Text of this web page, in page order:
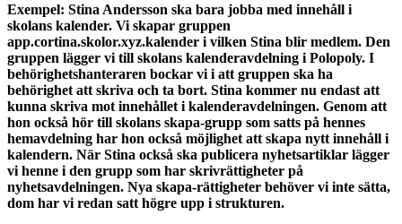
Exempel: Stina Andersson ska bara jobba med innehåll i
skolans kalender. Vi skapar gruppen
app.cortina.skolor.xyz.kalender i vilken Stina blir medlem. Den
gruppen lägger vi till skolans kalenderavdelning i Polopoly. I
behörighetshanteraren bockar vi i att gruppen ska ha
behörighet att skriva och ta bort. Stina kommer nu endast att
kunna skriva mot innehållet i kalenderavdelningen. Genom att
hon också hör till skolans skapa-grupp som satts på hennes
hemavdelning har hon också möjlighet att skapa nytt innehåll i
kalendern. När Stina också ska publicera nyhetsartiklar lägger
vi henne i den grupp som har skrivrättigheter på
nyhetsavdelningen. Nya skapa-rättigheter behöver vi inte sätta,
dom har vi redan satt högre upp i strukturen.